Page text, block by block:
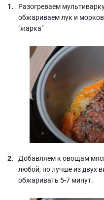
Разогреваем
обжариваем лук и
"жарка"
Добавляем к овощам
любой, но лучше из двух
обжаривать 5-7 минут.